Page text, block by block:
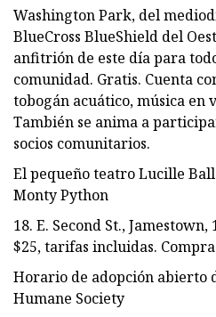
Washington Park, del
BlueCross BlueShield del
anfitrión de este día para
comunidad. Gratis. Cuenta
tobogán acuático, música en
También se anima a
socios comunitarios.
El pequeño teatro Lucille
Monty Python
18. E. Second St.,
$25, tarifas incluidas.
Horario de adopción abierto
Humane Society